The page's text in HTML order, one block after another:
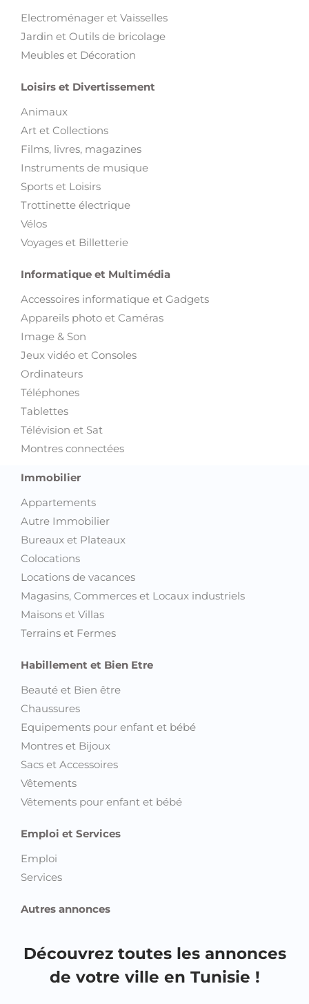
Electroménager et Vaisselles
Jardin et Outils de bricolage
Meubles et Décoration
Loisirs et Divertissement
Animaux
Art et Collections
Films, livres, magazines
Instruments de musique
Sports et Loisirs
Trottinette électrique
Vélos
Voyages et Billetterie
Informatique et Multimédia
Accessoires informatique et Gadgets
Appareils photo et Caméras
Image & Son
Jeux vidéo et Consoles
Ordinateurs
Téléphones
Tablettes
Télévision et Sat
Montres connectées
Immobilier
Appartements
Autre Immobilier
Bureaux et Plateaux
Colocations
Locations de vacances
Magasins, Commerces et Locaux industriels
Maisons et Villas
Terrains et Fermes
Habillement et Bien Etre
Beauté et Bien être
Chaussures
Equipements pour enfant et bébé
Montres et Bijoux
Sacs et Accessoires
Vêtements
Vêtements pour enfant et bébé
Emploi et Services
Emploi
Services
Autres annonces
Découvrez toutes les annonces
de votre ville en Tunisie !